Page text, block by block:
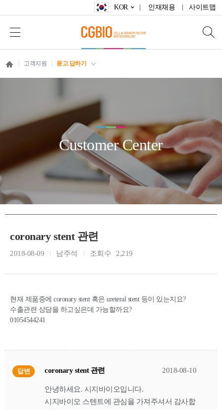
KOR 인재채용 사이트맵
고객지원 묻고 답하기
Customer Center
coronary stent 관련
2018-08-09 남주석 조회수 2,219
현재 제품중에 coronary stent 혹은 ureteral stent 등이 있는지요?
수출관련 상담을 하고싶은데 가능할까요?
01054544241
답변 coronary stent 관련 2018-08-10
안녕하세요. 시지바이오입니다.
시지바이오 스텐트에 관심을 가져주셔서 감사합